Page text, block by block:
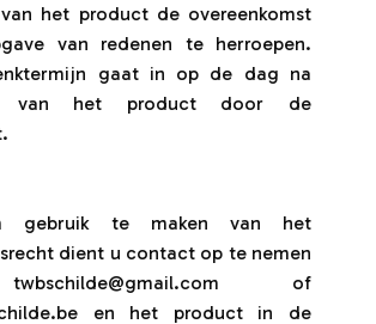
het product de overeenkomst
van redenen te herroepen.
gaat in op de dag na
van het product door de
gebruik te maken van het
dient u contact op te nemen
of
en het product in de